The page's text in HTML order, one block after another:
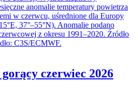
czerwiec 2026